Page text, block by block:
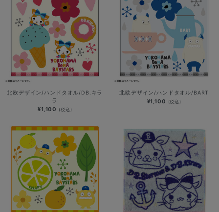
北欧デザイン/ハンドタオル/DB.キラ
ラ
¥1,100 (税込)
北欧デザイン/ハンドタオル/BART
¥1,100 (税込)